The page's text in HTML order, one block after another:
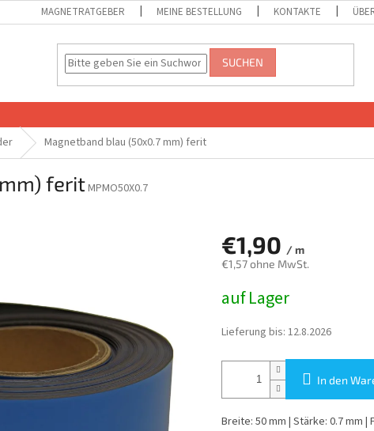
MAGNETRATGEBER MEINE BESTELLUNG KONTAKTE
SUCHEN
Magnetband blau (50x0.7 mm) ferit
feritMPMO50X0.7
€1,90 / m
€1,57 ohne MwSt.
auf Lager
Lieferung bis: 12.8.2026
In den
Breite: 50 mm | Stärke: 0.7 mm |